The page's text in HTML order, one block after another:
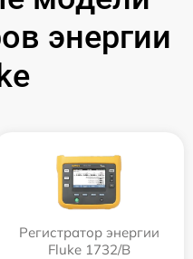
энергии
Регистратор энергии
Fluke 1732/B